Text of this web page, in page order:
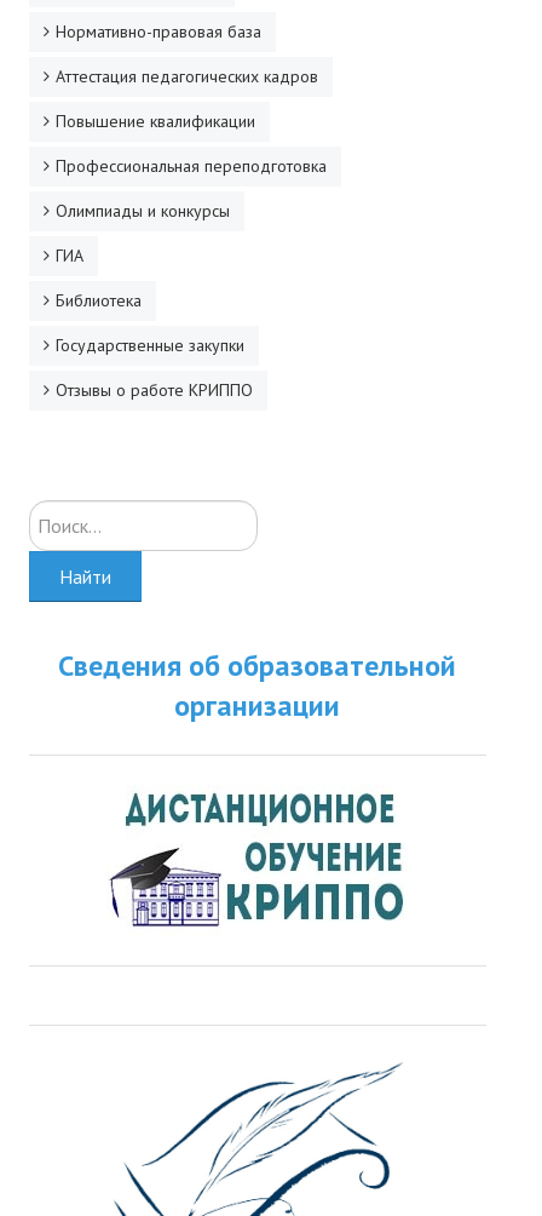
Нормативно-правовая база
Аттестация педагогических кадров
Повышение квалификации
Профессиональная переподготовка
Олимпиады и конкурсы
ГИА
Библиотека
Государственные закупки
Отзывы о работе КРИППО
Искать...
Найти
Сведения об образовательной
организации